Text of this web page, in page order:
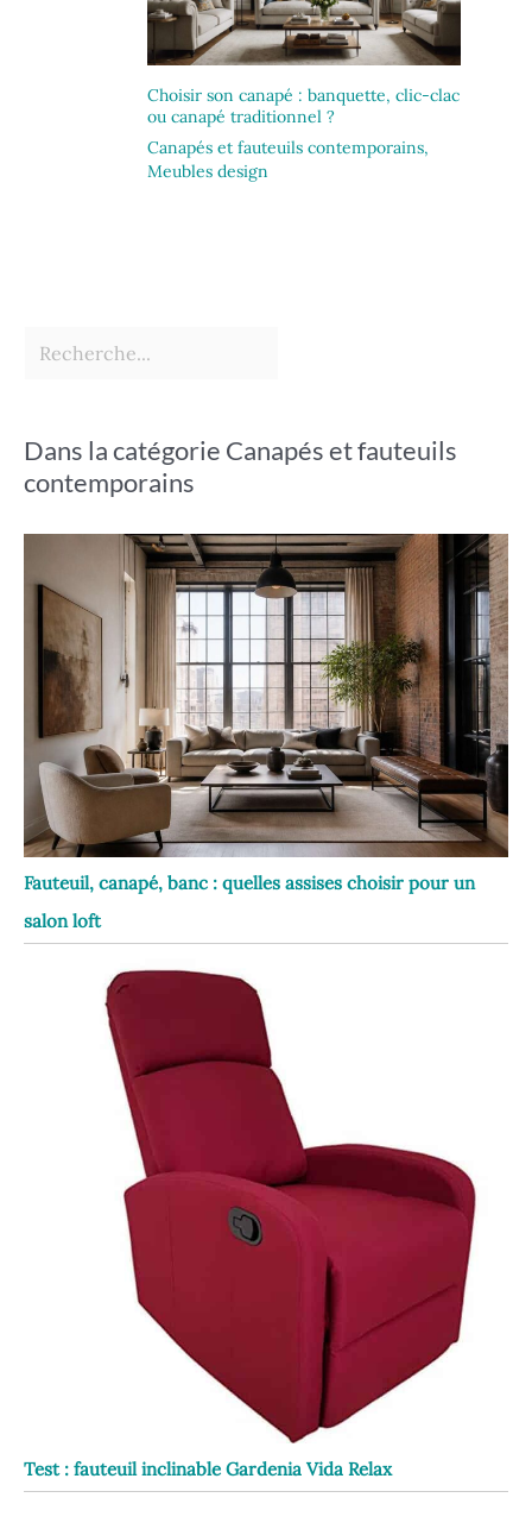
Choisir son canapé : banquette, clic-clac
ou canapé traditionnel ?
Canapés et fauteuils contemporains,
Meubles design
Dans la catégorie Canapés et fauteuils
contemporains
Fauteuil, canapé, banc : quelles assises choisir pour un
salon loft
Test : fauteuil inclinable Gardenia Vida Relax